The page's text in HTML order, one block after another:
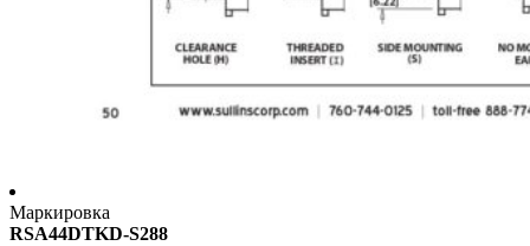
Маркировка
RSA44DTKD-S288